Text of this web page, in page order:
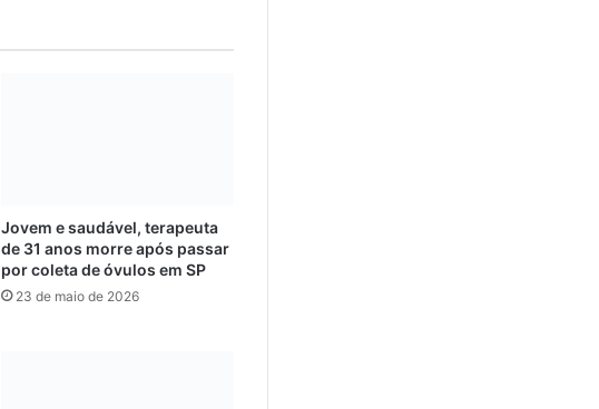
Jovem e saudável, terapeuta
de 31 anos morre após passar
por coleta de óvulos em SP
23 de maio de 2026